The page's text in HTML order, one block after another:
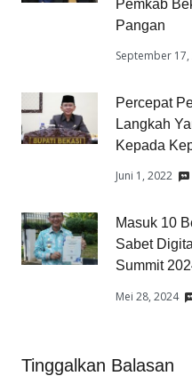
Pemkab
Pangan
September 17,
Percepat
Langkah
Kepada
Juni 1, 2022
Masuk 10
Sabet
Summit
Mei 28, 2024
Tinggalkan Balasan